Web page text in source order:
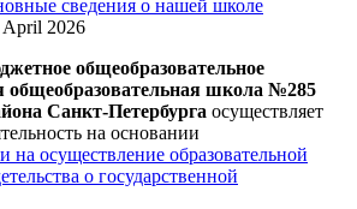
сведения о нашей школе
2026
общеобразовательное
общеобразовательная школа №285
Санкт-Петербурга осуществляет
на основании
на осуществление образовательной
о государственной